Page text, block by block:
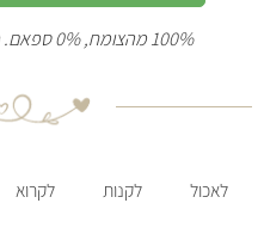
100% מהצומח, 0% ספאם. פשוט להצטרף, קל גם לבטל.
לאכול לקנות לקרוא